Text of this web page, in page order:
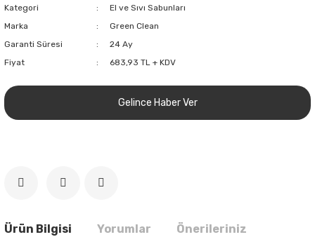
Kategori
El ve Sıvı Sabunları
Marka
Green Clean
Garanti Süresi
24 Ay
Fiyat
683,93 TL + KDV
Gelince Haber Ver
Ürün Bilgisi Yorumlar Önerileriniz